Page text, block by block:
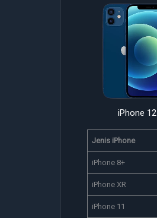
iPhone 12
Jenis iPhone
iPhone 8+
iPhone XR
iPhone 11